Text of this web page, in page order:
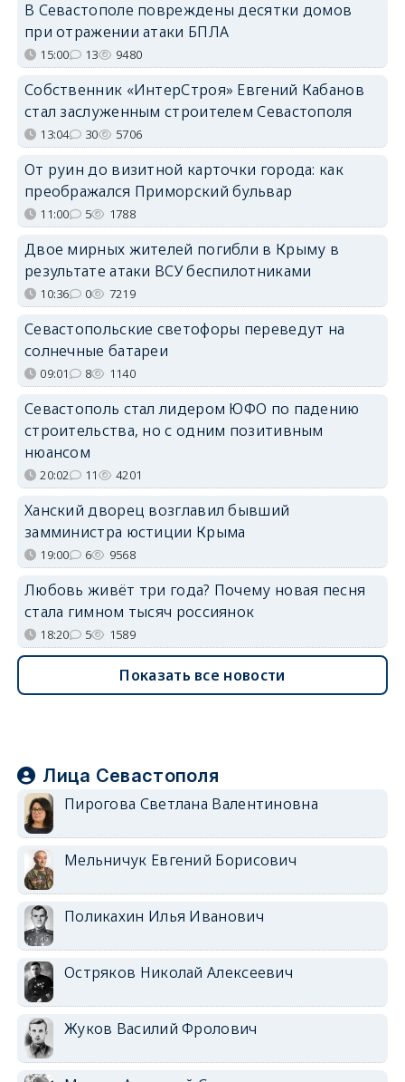
В Севастополе повреждены десятки домов
при отражении атаки БПЛА
15:00 13 9480
Собственник «ИнтерСтроя» Евгений Кабанов
стал заслуженным строителем Севастополя
13:04 30 5706
От руин до визитной карточки города: как
преображался Приморский бульвар
11:00 5 1788
Двое мирных жителей погибли в Крыму в
результате атаки ВСУ беспилотниками
10:36 0 7219
Севастопольские светофоры переведут на
солнечные батареи
09:01 8 1140
Севастополь стал лидером ЮФО по падению
строительства, но с одним позитивным
нюансом
20:02 11 4201
Ханский дворец возглавил бывший
замминистра юстиции Крыма
19:00 6 9568
Любовь живёт три года? Почему новая песня
стала гимном тысяч россиянок
18:20 5 1589
Показать все новости
Лица Севастополя
Пирогова Светлана Валентиновна
Мельничук Евгений Борисович
Поликахин Илья Иванович
Остряков Николай Алексеевич
Жуков Василий Фролович